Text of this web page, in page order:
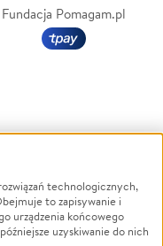
Fundacja Pomagam.pl
Powódź
Wichura
NGO
technologicznych,
to zapisywanie i
urządzenia końcowego
uzyskiwanie do nich